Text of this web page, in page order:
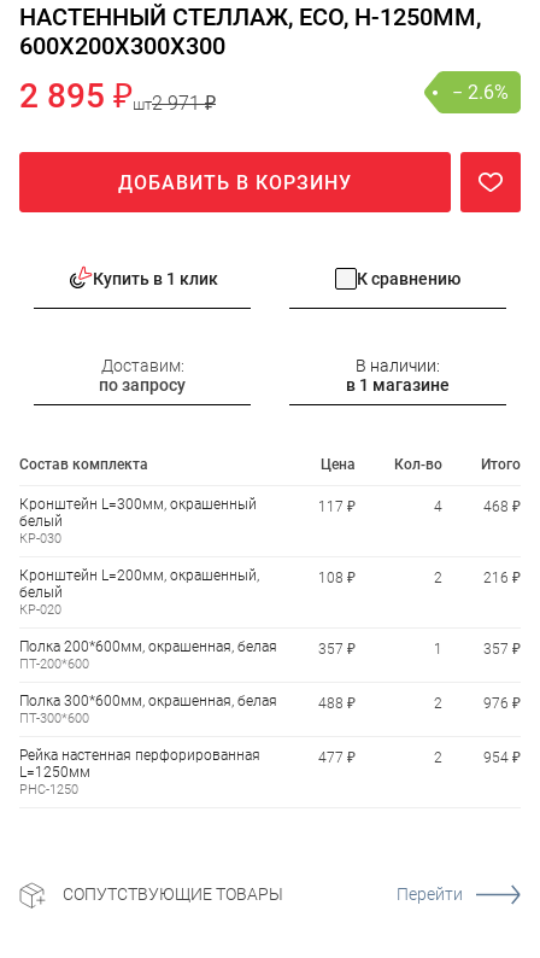
НАСТЕННЫЙ СТЕЛЛАЖ, ECO, H-1250MM,
600Х200Х300Х300
2 895 ₽шт2 971 ₽ − 2.6%
ДОБАВИТЬ В КОРЗИНУ
Купить в 1 клик К сравнению
Доставим:
по запросу
В наличии:
в 1 магазине
Состав комплекта Цена Кол-во Итого
Кронштейн L=300мм, окрашенный
белый
КР-030
117 ₽ 4 468 ₽
Кронштейн L=200мм, окрашенный,
белый
КР-020
108 ₽ 2 216 ₽
Полка 200*600мм, окрашенная, белая
ПТ-200*600
357 ₽ 1 357 ₽
Полка 300*600мм, окрашенная, белая
ПТ-300*600
488 ₽ 2 976 ₽
Рейка настенная перфорированная
L=1250мм
РНС-1250
477 ₽ 2 954 ₽
СОПУТСТВУЮЩИЕ ТОВАРЫ Перейти